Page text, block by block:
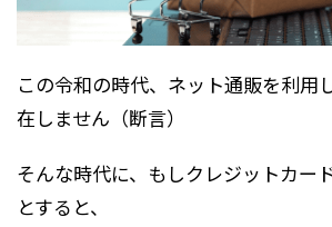
この令和の時代、ネット通販を利用
在しません（断言）
そんな時代に、もしクレジットカー
とすると、